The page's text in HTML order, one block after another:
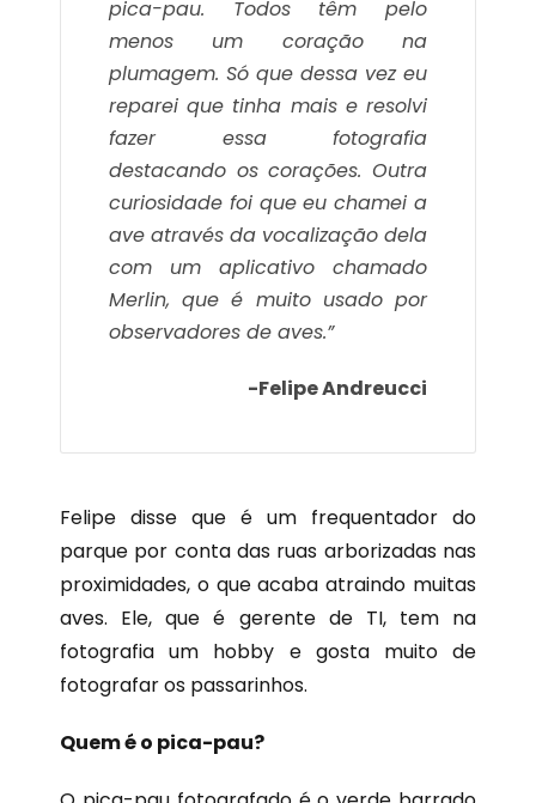
pica-pau. Todos têm pelo
menos um coração na
plumagem. Só que dessa vez eu
reparei que tinha mais e resolvi
fazer essa fotografia
destacando os corações. Outra
curiosidade foi que eu chamei a
ave através da vocalização dela
com um aplicativo chamado
Merlin, que é muito usado por
observadores de aves.”
-Felipe Andreucci
Felipe disse que é um frequentador do
parque por conta das ruas arborizadas nas
proximidades, o que acaba atraindo muitas
aves. Ele, que é gerente de TI, tem na
fotografia um hobby e gosta muito de
fotografar os passarinhos.
Quem é o pica-pau?